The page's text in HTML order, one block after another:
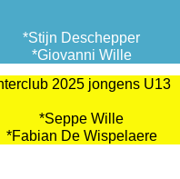
*Stijn Deschepper
*Giovanni Wille
2025 jongens U13
*Seppe Wille
*Fabian De Wispelaere